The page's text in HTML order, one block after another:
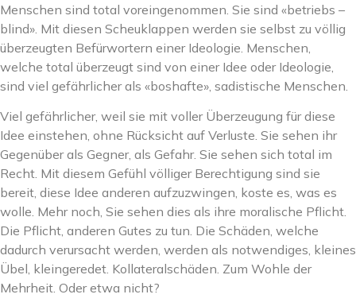
Menschen sind total voreingenommen. Sie sind «betriebs –
blind». Mit diesen Scheuklappen werden sie selbst zu völlig
überzeugten Befürwortern einer Ideologie. Menschen,
welche total überzeugt sind von einer Idee oder Ideologie,
sind viel gefährlicher als «boshafte», sadistische Menschen.
Viel gefährlicher, weil sie mit voller Überzeugung für diese
Idee einstehen, ohne Rücksicht auf Verluste. Sie sehen ihr
Gegenüber als Gegner, als Gefahr. Sie sehen sich total im
Recht. Mit diesem Gefühl völliger Berechtigung sind sie
bereit, diese Idee anderen aufzuzwingen, koste es, was es
wolle. Mehr noch, Sie sehen dies als ihre moralische Pflicht.
Die Pflicht, anderen Gutes zu tun. Die Schäden, welche
dadurch verursacht werden, werden als notwendiges, kleines
Übel, kleingeredet. Kollateralschäden. Zum Wohle der
Mehrheit. Oder etwa nicht?